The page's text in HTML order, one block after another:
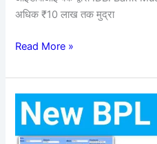
अधिक ₹10 लाख तक मुद्रा
Read More »
New
BPL
List